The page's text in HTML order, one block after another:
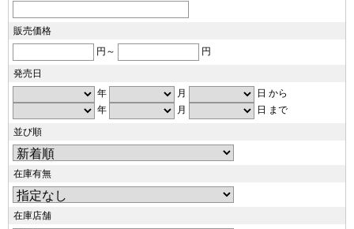
販売価格
円～
円
発売日
年
月
日 から
年
月
日 まで
並び順
在庫有無
在庫店舗